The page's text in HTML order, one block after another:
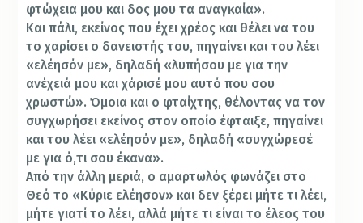
φτώχεια μου και δος μου τα αναγκαία».
Και πάλι, εκείνος που έχει χρέος και θέλει να του
το χαρίσει ο δανειστής του, πηγαίνει και του λέει
«ελέησόν με», δηλαδή «λυπήσου με για την
ανέχειά μου και χάρισέ μου αυτό που σου
χρωστώ». Όμοια και ο φταίχτης, θέλοντας να τον
συγχωρήσει εκείνος στον οποίο έφταιξε, πηγαίνει
και του λέει «ελέησόν με», δηλαδή «συγχώρεσέ
με για ό,τι σου έκανα».
Από την άλλη μεριά, ο αμαρτωλός φωνάζει στο
Θεό το «Κύριε ελέησον» και δεν ξέρει μήτε τι λέει,
μήτε γιατί το λέει, αλλά μήτε τι είναι το έλεος του